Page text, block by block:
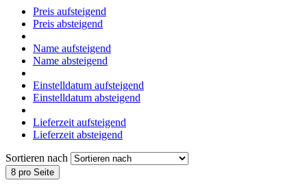
Preis aufsteigend
Preis absteigend
Name aufsteigend
Name absteigend
Einstelldatum aufsteigend
Einstelldatum absteigend
Lieferzeit aufsteigend
Lieferzeit absteigend
Sortieren nach
8 pro Seite